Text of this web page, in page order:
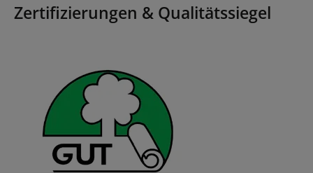
Zertifizierungen & Qualitätssiegel